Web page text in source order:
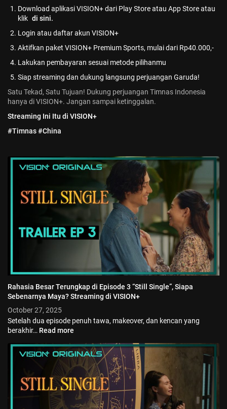
Rahasia Besar Terungkap di Episode 3 “Still Single”, Siapa
Sebenarnya Maya? Streaming di VISION+
October 27, 2025
Setelah dua episode penuh tawa, makeover, dan kencan yang
berakhir… Read more
Download aplikasi VISION+ dari Play Store atau App Store atau
klik di sini.
Login atau daftar akun VISION+
Aktifkan paket VISION+ Premium Sports, mulai dari Rp40.000,-
Lakukan pembayaran sesuai metode pilihanmu
Siap streaming dan dukung langsung perjuangan Garuda!
Satu Tekad, Satu Tujuan! Dukung perjuangan Timnas Indonesia
hanya di VISION+. Jangan sampai ketinggalan.
Streaming Ini Itu di VISION+
#Timnas #China